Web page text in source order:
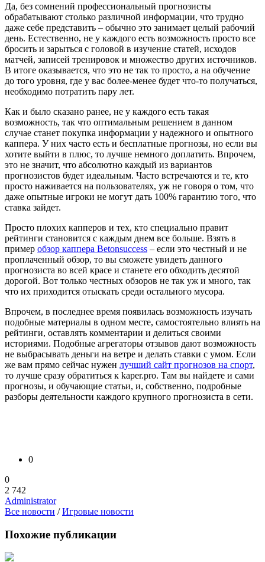
Да, без сомнений профессиональный прогнозисты
обрабатывают столько различной информации, что трудно
даже себе представить – обычно это занимает целый рабочий
день. Естественно, не у каждого есть возможность просто все
бросить и зарыться с головой в изучение статей, исходов
матчей, записей тренировок и множество других источников.
В итоге оказывается, что это не так то просто, а на обучение
до того уровня, где у вас более-менее будет что-то получаться,
необходимо потратить пару лет.
Как и было сказано ранее, не у каждого есть такая
возможность, так что оптимальным решением в данном
случае станет покупка информации у надежного и опытного
каппера. У них часто есть и бесплатные прогнозы, но если вы
хотите выйти в плюс, то лучше немного доплатить. Впрочем,
это не значит, что абсолютно каждый из вариантов
прогнозистов будет идеальным. Часто встречаются и те, кто
просто наживается на пользователях, уж не говоря о том, что
даже опытные игроки не могут дать 100% гарантию того, что
ставка зайдет.
Просто плохих капперов и тех, кто специально правит
рейтинги становится с каждым днем все больше. Взять в
пример обзор каппера Betonsuccess – если это честный и не
проплаченный обзор, то вы сможете увидеть данного
прогнозиста во всей красе и станете его обходить десятой
дорогой. Вот только честных обзоров не так уж и много, так
что их приходится отыскать среди остального мусора.
Впрочем, в последнее время появилась возможность изучать
подобные материалы в одном месте, самостоятельно влиять на
рейтинги, оставлять комментарии и делиться своими
историями. Подобные агрегаторы отзывов дают возможность
не выбрасывать деньги на ветре и делать ставки с умом. Если
же вам прямо сейчас нужен лучший сайт прогнозов на спорт,
то лучше сразу обратиться к kaper.pro. Там вы найдете и сами
прогнозы, и обучающие статьи, и, собственно, подробные
разборы деятельности каждого крупного прогнозиста в сети.
0
0
2 742
Administrator
Все новости /Игровые новости
Похожие публикации